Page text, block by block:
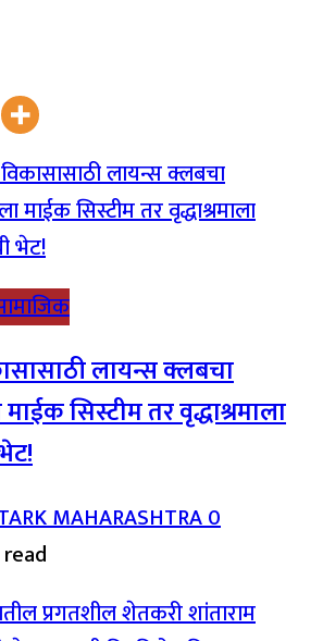
लायन्स क्लबचा
सिस्टीम तर वृद्धाश्रमाला
MAHARASHTRA0